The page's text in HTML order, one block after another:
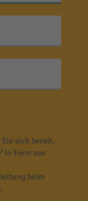
sich bereit,
in Form von
beim
.